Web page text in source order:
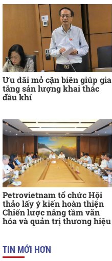
Ưu đãi mỏ cận biên giúp gia
tăng sản lượng khai thác
dầu khí
Petrovietnam tổ chức Hội
thảo lấy ý kiến hoàn thiện
Chiến lược nâng tầm văn
hóa và quản trị thương hiệu
TIN MỚI HƠN